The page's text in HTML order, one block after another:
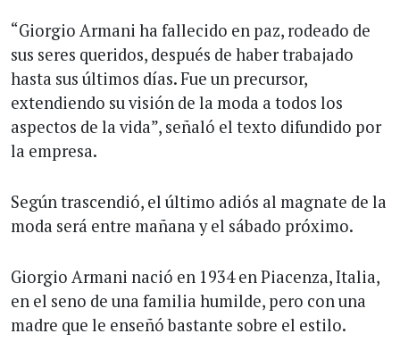
“Giorgio Armani ha fallecido en paz, rodeado de
sus seres queridos, después de haber trabajado
hasta sus últimos días. Fue un precursor,
extendiendo su visión de la moda a todos los
aspectos de la vida”, señaló el texto difundido por
la empresa.
Según trascendió, el último adiós al magnate de la
moda será entre mañana y el sábado próximo.
Giorgio Armani nació en 1934 en Piacenza, Italia,
en el seno de una familia humilde, pero con una
madre que le enseñó bastante sobre el estilo.